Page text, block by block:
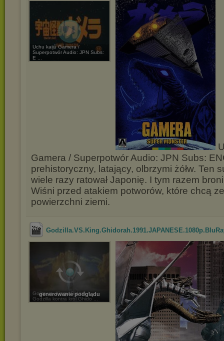
Uchu kaijû Gamera /
Superpotwór Audio: JPN Subs:
E ...
Gamera / Superpotwór Audio: JPN Subs:
prehistoryczny, latający, olbrzymi żółw. Ten
wiele razy ratował Japonię. I tym razem
Wiśni przed atakiem potworów, które chcą
powierzchni ziemi.
generowanie podglądu
Gojira vs. Kingu Gidorâ /
Godzilla kontra król Ghido ...